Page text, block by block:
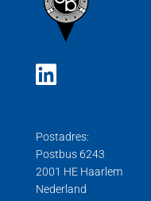
Postadres:
Postbus 6243
2001 HE Haarlem
Nederland